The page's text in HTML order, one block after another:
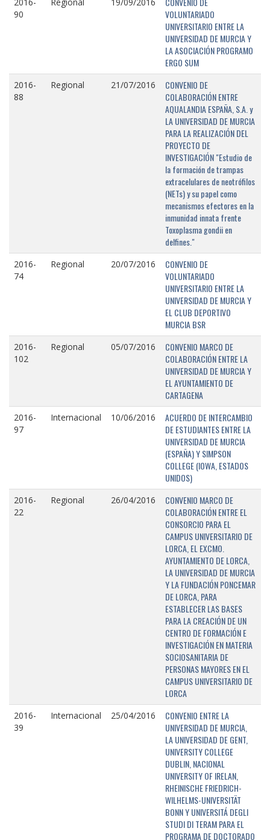
90
VOLUNTARIADO
UNIVERSITARIO ENTRE LA
UNIVERSIDAD DE MURCIA Y
LA ASOCIACIÓN PROGRAMO
ERGO SUM
2016-
88
Regional 21/07/2016
CONVENIO DE
COLABORACIÓN ENTRE
AQUALANDIA ESPAÑA, S.A. y
LA UNIVERSIDAD DE MURCIA
PARA LA REALIZACIÓN DEL
PROYECTO DE
INVESTIGACIÓN "Estudio de
la formación de trampas
extracelulares de neotrófilos
(NETs) y su papel como
mecanismos efectores en la
inmunidad innata frente
Toxoplasma gondii en
delfines."
2016-
74
Regional 20/07/2016
CONVENIO DE
VOLUNTARIADO
UNIVERSITARIO ENTRE LA
UNIVERSIDAD DE MURCIA Y
EL CLUB DEPORTIVO
MURCIA BSR
2016-
102
Regional 05/07/2016
CONVENIO MARCO DE
COLABORACIÓN ENTRE LA
UNIVERSIDAD DE MURCIA Y
EL AYUNTAMIENTO DE
CARTAGENA
2016-
97
Internacional 10/06/2016
ACUERDO DE INTERCAMBIO
DE ESTUDIANTES ENTRE LA
UNIVERSIDAD DE MURCIA
(ESPAÑA) Y SIMPSON
COLLEGE (IOWA, ESTADOS
UNIDOS)
2016-
22
Regional 26/04/2016
CONVENIO MARCO DE
COLABORACIÓN ENTRE EL
CONSORCIO PARA EL
CAMPUS UNIVERSITARIO DE
LORCA, EL EXCMO.
AYUNTAMIENTO DE LORCA,
LA UNIVERSIDAD DE MURCIA
Y LA FUNDACIÓN PONCEMAR
DE LORCA, PARA
ESTABLECER LAS BASES
PARA LA CREACIÓN DE UN
CENTRO DE FORMACIÓN E
INVESTIGACIÓN EN MATERIA
SOCIOSANITARIA DE
PERSONAS MAYORES EN EL
CAMPUS UNIVERSITARIO DE
LORCA
2016-
39
Internacional 25/04/2016
CONVENIO ENTRE LA
UNIVERSIDAD DE MURCIA,
LA UNIVERSIDAD DE GENT,
UNIVERSITY COLLEGE
DUBLIN, NACIONAL
UNIVERSITY OF IRELAN,
RHEINISCHE FRIEDRICH-
WILHELMS-UNIVERSITÄT
BONN Y UNIVERSITÁ DEGLI
STUDI DI TERAM PARA EL
PROGRAMA DE DOCTORADO